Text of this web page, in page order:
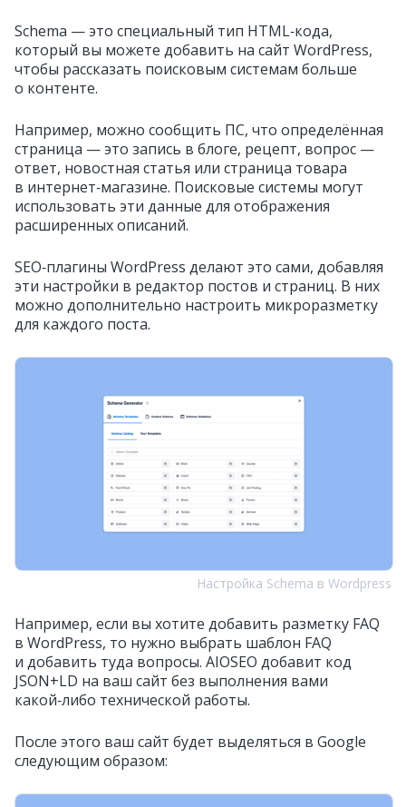
Schema — это специальный тип HTML‑кода,
который вы можете добавить на сайт WordPress,
чтобы рассказать поисковым системам больше
о контенте.
Например, можно сообщить ПС, что определённая
страница — это запись в блоге, рецепт, вопрос —
ответ, новостная статья или страница товара
в интернет‑магазине. Поисковые системы могут
использовать эти данные для отображения
расширенных описаний.
SEO‑плагины WordPress делают это сами, добавляя
эти настройки в редактор постов и страниц. В них
можно дополнительно настроить микроразметку
для каждого поста.
Настройка Schema в Wordpress
Например, если вы хотите добавить разметку FAQ
в WordPress, то нужно выбрать шаблон FAQ
и добавить туда вопросы. AIOSEO добавит код
JSON+LD на ваш сайт без выполнения вами
какой‑либо технической работы.
После этого ваш сайт будет выделяться в Google
следующим образом: